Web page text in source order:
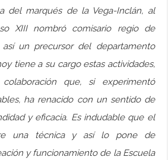
del marqués de la Vega-Inclán, al
XIII nombró comisario regio de
así un precursor del departamento
tiene a su cargo estas actividades,
que, si experimentó
ha renacido con un sentido de
y eficacia. Es indudable que el
una técnica y así lo pone de
y funcionamiento de la Escuela